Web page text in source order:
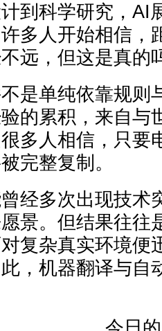
到科学研究，AI
多人开始相信，
远，但这是真的
单纯依靠规则
的累积，来自与
多人相信，只要
完整复制。
多次出现技术
景。但结果往往
复杂真实环境便
，机器翻译与自